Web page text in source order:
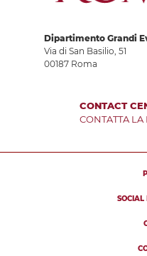
Dipartimento Grandi
Via di San Basilio, 51
00187 Roma
CONTACT
CONTATTA
SOCIAL